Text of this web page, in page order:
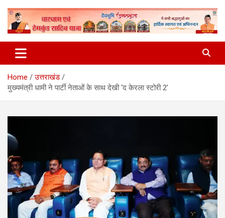
Network10tv
Home
उत्तराखंड
मुख्यमंत्री धामी ने पार्टी नेताओं के साथ देखी ‘द केरला स्टोरी 2’